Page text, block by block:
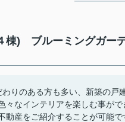
棟) ブルーミングガー
りのある方も多い、新築の
なインテリアを楽しむ事が
動産をご紹介することが可能で